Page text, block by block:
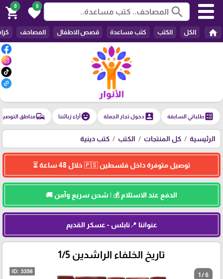
search
0
favorite
0
shopping_cart
home الكل الكتب كتب مساعدة قصص الاطفال المصاحف
ballotطلباتي السابقة account_boxدخول تجار الجملة emoji_emotionsآراء زبائننا commuteمناطق
الرئيسية كل المنتجات الكتب كتب دينية
توصيل متوفرة داخل فلسطين 🇵🇸 خلال 48 ساعة ⏳
الدفع عند الاستلام 💰 | شحن سريع وآمن 🚚
عنواننا 📍نابلس - عسكر القديم
تاريخ الخلفاء الراشدين 1/5
1 / 6